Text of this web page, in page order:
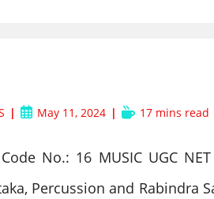
PostMay 11, 2024
Reading
17 mins read
No.: 16 MUSIC UGC
Percussion and Rabindra